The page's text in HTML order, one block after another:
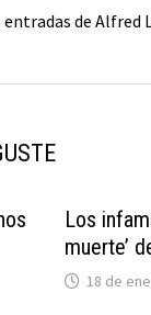
entradas de Alfred
Los
muerte’
18 de